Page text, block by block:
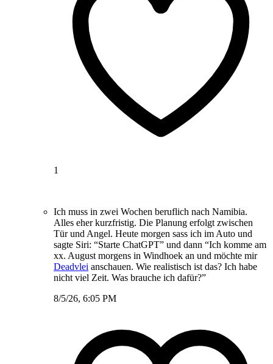
1
Ich muss in zwei Wochen beruflich nach Namibia.
Alles eher kurzfristig. Die Planung erfolgt zwischen
Tür und Angel. Heute morgen sass ich im Auto und
sagte Siri: “Starte ChatGPT” und dann “Ich komme am
xx. August morgens in Windhoek an und möchte mir
Deadvlei anschauen. Wie realistisch ist das? Ich habe
nicht viel Zeit. Was brauche ich dafür?”
8/5/26, 6:05 PM